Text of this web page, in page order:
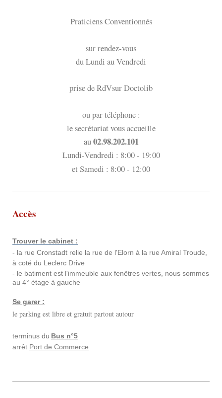
Praticiens Conventionnés
sur rendez-vous
du Lundi au Vendredi
prise de RdVsur Doctolib
ou par téléphone :
le secrétariat vous accueille
au02.98.202.101
Lundi-Vendredi : 8:00 - 19:00
et Samedi : 8:00 - 12:00
Accès
Trouver le cabinet :
- la rue Cronstadt relie la rue de l'Elorn à la rue Amiral Troude,
à coté du Leclerc Drive
- le batiment est l'immeuble aux fenêtres vertes, nous sommes
au 4° étage à gauche
Se garer :
le parking est libre et gratuit partout autour
terminus du Bus n°5
arrêt Port de Commerce